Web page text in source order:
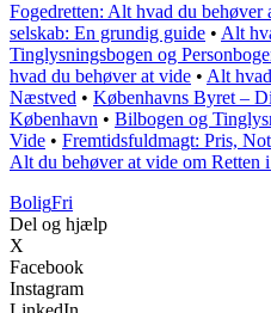
Fogedretten: Alt hvad du behøver
selskab: En grundig guide • Alt
Tinglysningsbogen og
hvad du behøver at vide • Alt
Næstved • Københavns Byret –
København • Bilbogen og
Vide • Fremtidsfuldmagt: Pris,
Alt du behøver at vide om Retten
BoligFri
Del og hjælp
X
Facebook
Instagram